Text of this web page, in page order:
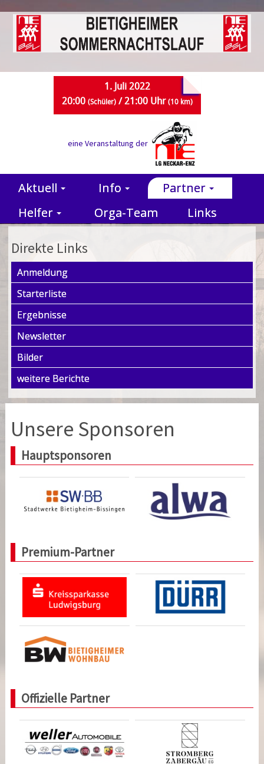
1. Juli 2022
20:00 (Schüler) / 21:00 Uhr (10 km)
eine Veranstaltung der
Aktuell Info
Partner
Helfer
Orga-Team Links
Direkte Links
Anmeldung
Starterliste
Ergebnisse
Newsletter
Bilder
weitere Berichte
Unsere Sponsoren
Hauptsponsoren
Premium-Partner
Offizielle Partner